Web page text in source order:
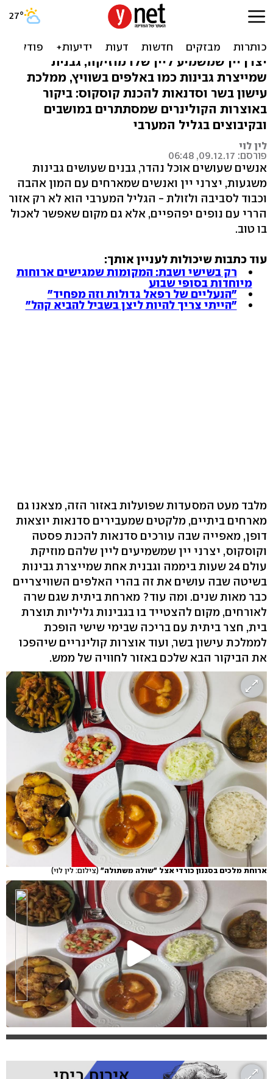
מסעדות במושבים ובקיבוצים
בגליל המערבי
יצרן יין שמשמיע ליין שלו מוזיקה, גבנית
שמייצרת גבינות כמו באלפים בשוויץ, ממלכת
עישון בשר וסדנאות להכנת קוסקוס: ביקור
באוצרות הקולינרים שמסתתרים במושבים
ובקיבוצים בגליל המערבי
לין לוי
פורסם: 09.12.17, 06:48
אנשים שעושים אוכל נהדר, גבנים שעושים גבינות
משגעות, יצרני יין ואנשים שמארחים עם המון אהבה
וכבוד לסביבה ולזולת - הגליל המערבי הוא לא רק אזור
הררי עם נופים יפהפיים, אלא גם מקום שאפשר לאכול
בו טוב.
עוד כתבות שיכולות לעניין אותך:
רק בשישי ושבת: המקומות שמגישים ארוחות
מיוחדות בסופי שבוע
"הנעליים של רפאל גדולות וזה מפחיד"
"הייתי צריך להיות ליצן בשביל להביא קהל"
מלבד מעט המסעדות שפועלות באזור הזה, מצאנו גם
מארחים ביתיים, מלקטים שמעבירים סדנאות יוצאות
דופן, מאפייה שבה עורכים סדנאות להכנת פסטה
וקוסקוס, יצרני יין שמשמיעים ליין שלהם מוזיקת
עולם 24 שעות ביממה וגבנית אחת שמייצרת גבינות
בשיטה שבה עושים את זה בהרי האלפים השוויצריים
כבר מאות שנים. ומה עוד? מארחת ביתית שגם שרה
לאורחים, מקום להצטייד בו בגבינות גליליות תוצרת
בית, חצר ביתית עם בריכה שבימי שישי הופכת
לממלכת עישון בשר, ועוד אוצרות קולינריים שיהפכו
את הביקור הבא שלכם באזור לחוויה של ממש.
ארוחת מלכים בסגנון כורדי אצל "שולה משתולה" (צילום: לין לוי)